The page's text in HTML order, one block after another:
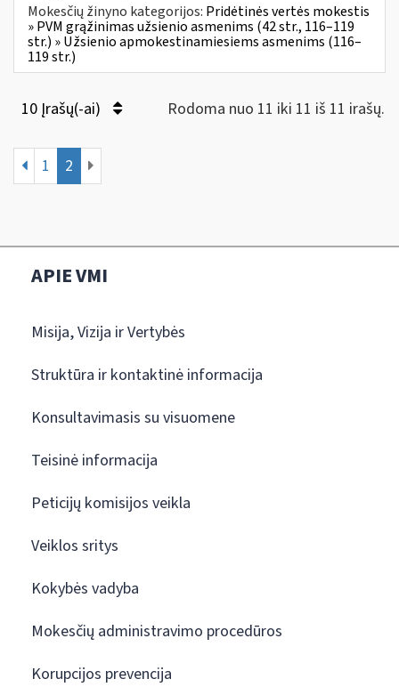
Mokesčių žinyno kategorijos: Pridėtinės vertės mokestis
» PVM grąžinimas užsienio asmenims (42 str., 116–119
str.) » Užsienio apmokestinamiesiems asmenims (116–
119 str.)
10 Įrašų(-ai) Rodoma nuo 11 iki 11 iš 11 irašų.
1 2
APIE VMI
Misija, Vizija ir Vertybės
Struktūra ir kontaktinė informacija
Konsultavimasis su visuomene
Teisinė informacija
Peticijų komisijos veikla
Veiklos sritys
Kokybės vadyba
Mokesčių administravimo procedūros
Korupcijos prevencija